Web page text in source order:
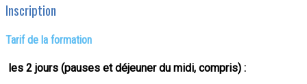
Inscription
Tarif de la formation
les 2 jours (pauses et déjeuner du midi, compris) :